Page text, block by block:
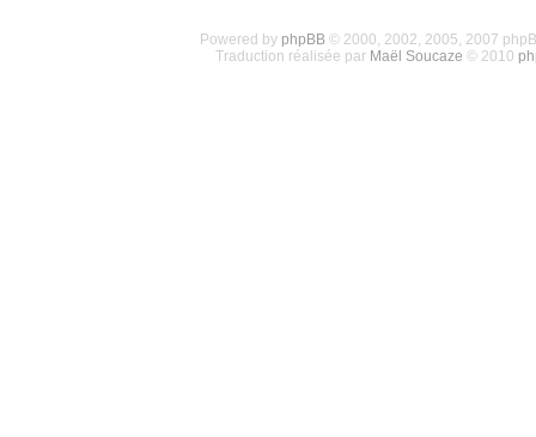
Powered by phpBB© 2000, 2002, 2005, 2007
Traduction réalisée par Maël Soucaze © 2010